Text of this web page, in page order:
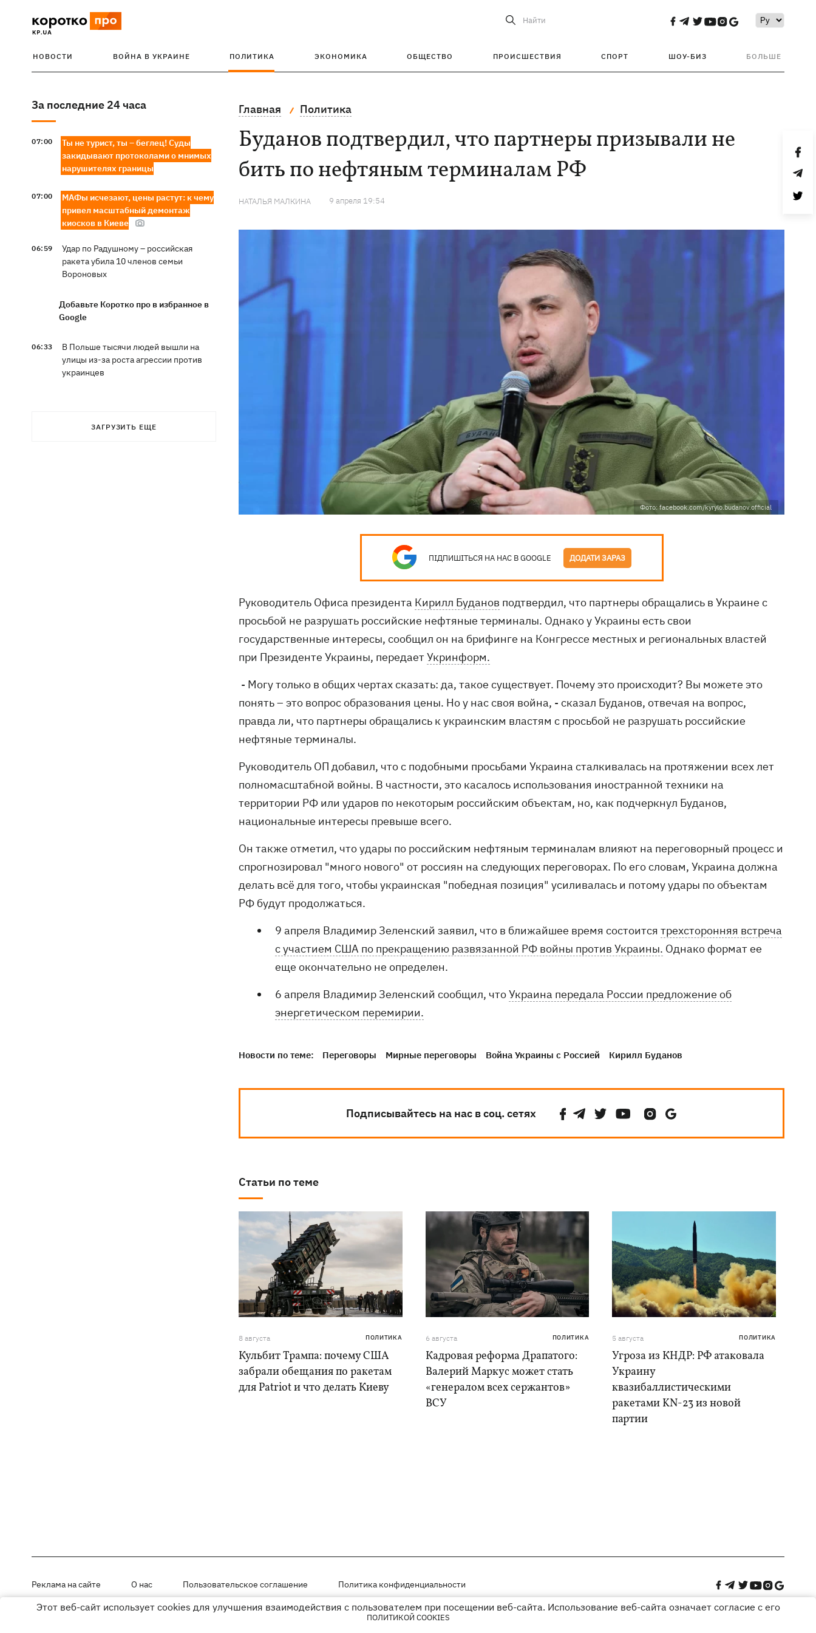
Найти
НОВОСТИ ВОЙНА В УКРАИНЕ ПОЛИТИКА ЭКОНОМИКА ОБЩЕСТВО ПРОИСШЕСТВИЯ СПОРТ ШОУ-БИЗ БОЛЬШЕ
За последние 24 часа
07:00
Ты не турист, ты – беглец! Суды
закидывают протоколами о мнимых
нарушителях границы
07:00
МАФы исчезают, цены растут: к чему
привел масштабный демонтаж
киосков в Киеве
06:59
Удар по Радушному – российская
ракета убила 10 членов семьи
Вороновых
Добавьте Коротко про в избранное в
Google
06:33
В Польше тысячи людей вышли на
улицы из-за роста агрессии против
украинцев
все об этом дне
ЗАГРУЗИТЬ ЕЩЕ
Главная Политика
Буданов подтвердил, что партнеры призывали не
бить по нефтяным терминалам РФ
НАТАЛЬЯ МАЛКИНА 9 апреля 19:54
Фото: facebook.com/kyrylo.budanov.official
ПІДПИШІТЬСЯ НА НАС В GOOGLE ДОДАТИ ЗАРАЗ
Руководитель Офиса президента Кирилл Буданов подтвердил, что партнеры обращались в Украине с
просьбой не разрушать российские нефтяные терминалы. Однако у Украины есть свои
государственные интересы, сообщил он на брифинге на Конгрессе местных и региональных властей
при Президенте Украины, передаетУкринформ.
- Могу только в общих чертах сказать: да, такое существует. Почему это происходит? Вы можете это
понять – это вопрос образования цены. Но у нас своя война, - сказал Буданов, отвечая на вопрос,
правда ли, что партнеры обращались к украинским властям с просьбой не разрушать российские
нефтяные терминалы.
Руководитель ОП добавил, что с подобными просьбами Украина сталкивалась на протяжении всех лет
полномасштабной войны. В частности, это касалось использования иностранной техники на
территории РФ или ударов по некоторым российским объектам, но, как подчеркнул Буданов,
национальные интересы превыше всего.
Он также отметил, что удары по российским нефтяным терминалам влияют на переговорный процесс и
спрогнозировал "много нового" от россиян на следующих переговорах. По его словам, Украина должна
делать всё для того, чтобы украинская "победная позиция" усиливалась и потому удары по объектам
РФ будут продолжаться.
9 апреля Владимир Зеленский заявил, что в ближайшее время состоится трехсторонняя встреча
с участием США по прекращению развязанной РФ войны против Украины. Однако формат ее
еще окончательно не определен.
6 апреля Владимир Зеленский сообщил, чтоУкраина передала России предложение об
энергетическом перемирии.
Новости по теме: Переговоры Мирные переговоры Война Украины с Россией Кирилл Буданов
Подписывайтесь на нас в соц. сетях
Статьи по теме
8 августа ПОЛИТИКА
Кульбит Трампа: почему США
забрали обещания по ракетам
для Patriot и что делать Киеву
6 августа ПОЛИТИКА
Кадровая реформа Драпатого:
Валерий Маркус может стать
«генералом всех сержантов»
ВСУ
5 августа ПОЛИТИКА
Угроза из КНДР: РФ атаковала
Украину
квазибаллистическими
ракетами KN-23 из новой
партии
Реклама на сайте О нас Пользовательское соглашение Политика конфиденциальности
Материалы под рубриками «Новости компании», «PR» и «Факт» размещены на правах рекламы
Этот веб-сайт использует cookies для улучшения взаимодействия с пользователем при посещении веб-сайта. Использование веб-сайта означает согласие с его
ПОЛИТИКОЙ COOKIES